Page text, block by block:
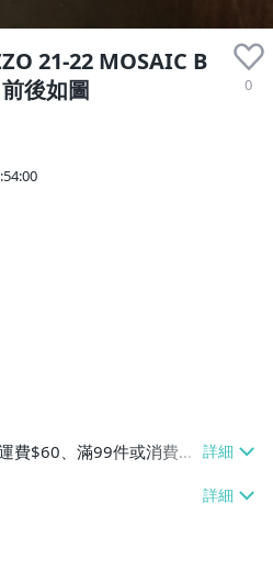
21-22 MOSAIC B
後如圖
0
費$60、滿99件或消費滿